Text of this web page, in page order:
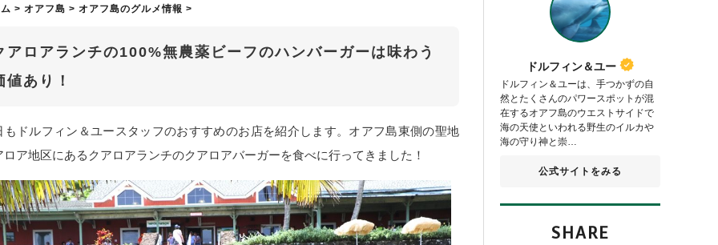
> オアフ島 > オアフ島のグルメ情報 >
アロアランチの100%無農薬ビーフのハンバーガーは味わう
値あり！
もドルフィン＆ユースタッフのおすすめのお店を紹介します。オアフ島東側の聖地
ロア地区にあるクアロアランチのクアロアバーガーを食べに行ってきました！
ドルフィン＆ユー
ドルフィン＆ユーは、手つかずの自
然とたくさんのパワースポットが混
在するオアフ島のウエストサイドで
海の天使といわれる野生のイルカや
海の守り神と崇…
公式サイトをみる
SHARE